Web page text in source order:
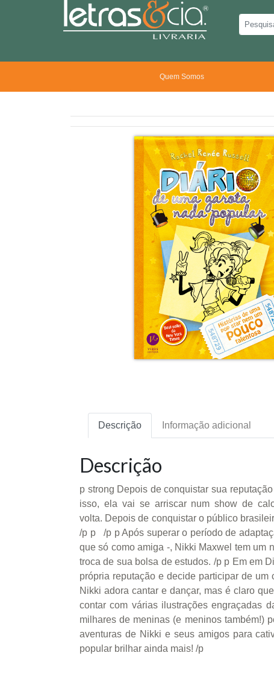
Quem Somos
Descrição Informação adicional
Descrição
p strong Depois de conquistar sua
isso, ela vai se arriscar num show de
volta. Depois de conquistar o público
/p p /p p Após superar o período de
que só como amiga -, Nikki Maxwel tem um
troca de sua bolsa de estudos. /p p Em em
própria reputação e decide participar de
Nikki adora cantar e dançar, mas é claro
contar com várias ilustrações engraçadas
milhares de meninas (e meninos também!)
aventuras de Nikki e seus amigos para
popular brilhar ainda mais! /p